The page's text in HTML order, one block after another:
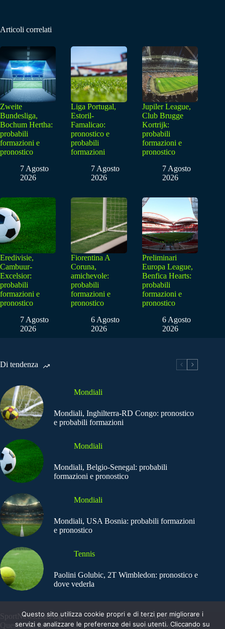
Articoli correlati
Zweite
Bundesliga,
Bochum Hertha:
probabili
formazioni e
pronostico
7 Agosto
2026
Liga Portugal,
Estoril-
Famalicao:
pronostico e
probabili
formazioni
7 Agosto
2026
Jupiler League,
Club Brugge
Kortrijk:
probabili
formazioni e
pronostico
7 Agosto
2026
Eredivisie,
Cambuur-
Excelsior:
probabili
formazioni e
pronostico
7 Agosto
2026
Fiorentina A
Coruna,
amichevole:
probabili
formazioni e
pronostico
6 Agosto
2026
Preliminari
Europa League,
Benfica Hearts:
probabili
formazioni e
pronostico
6 Agosto
2026
Di tendenza
Mondiali
Mondiali, Inghilterra-RD Congo: pronostico
e probabili formazioni
Mondiali
Mondiali, Belgio-Senegal: probabili
formazioni e pronostico
Mondiali
Mondiali, USA Bosnia: probabili formazioni
e pronostico
Tennis
Paolini Golubic, 2T Wimbledon: pronostico e
dove vederla
SportNews.BetFlag -
Questo sito non
Copyright © 2025
SportNews BetFlag
Questo sito utilizza cookie propri e di terzi per migliorare i
servizi e analizzare le preferenze dei suoi utenti. Cliccando su